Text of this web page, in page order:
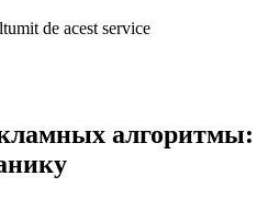
de acest service
алгоритмы: